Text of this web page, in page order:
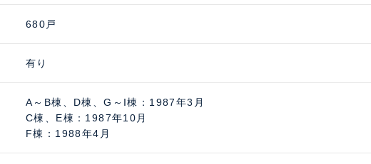
680戸
有り
A～B棟、D棟、G～I棟：1987年3月
C棟、E棟：1987年10月
F棟：1988年4月